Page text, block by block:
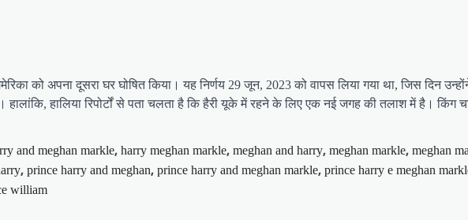
को अपना दूसरा घर घोषित किया। यह निर्णय 29 जून, 2023 को वापस लिया गया था, जिस दिन
हालिया रिपोर्टों से पता चलता है कि हैरी यूके में रहने के लिए एक नई जगह की तलाश में है। किंग
and meghan markle, harry meghan markle, meghan and harry, meghan markle, meghan
, prince harry and meghan, prince harry and meghan markle, prince harry e meghan
william